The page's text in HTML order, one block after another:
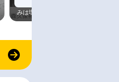
みは塩だけ